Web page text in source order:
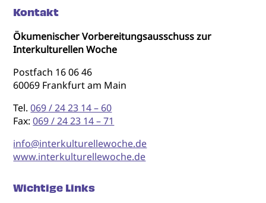
Kontakt
Ökumenischer Vorbereitungsausschuss zur
Interkulturellen Woche
Postfach 16 06 46
60069 Frankfurt am Main
Tel.069 / 24 23 14 – 60
Fax:069 / 24 23 14 – 71
info@interkulturellewoche.de
www.interkulturellewoche.de
Wichtige Links